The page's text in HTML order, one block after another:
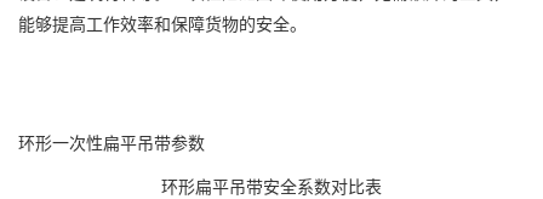
能够提高工作效率和保障货物的安全。
环形一次性扁平吊带参数
环形扁平吊带安全系数对比表